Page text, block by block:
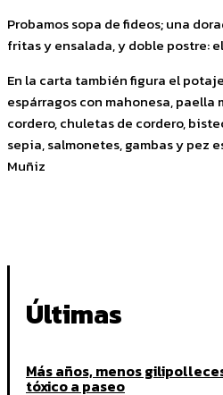
Probamos sopa de fideos; una
fritas y ensalada, y doble postre:
En la carta también figura el
espárragos con mahonesa, paella
cordero, chuletas de cordero,
sepia, salmonetes, gambas y pez
Muñiz
Últimas
Más años, menos
tóxico a paseo